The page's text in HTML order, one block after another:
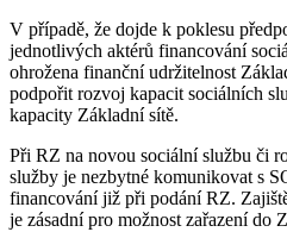
V případě, že dojde k poklesu
jednotlivých aktérů financování
ohrožena finanční udržitelnost
podpořit rozvoj kapacit sociálních
kapacity Základní sítě.
Při RZ na novou sociální službu či
služby je nezbytné komunikovat s
financování již při podání RZ.
je zásadní pro možnost zařazení do